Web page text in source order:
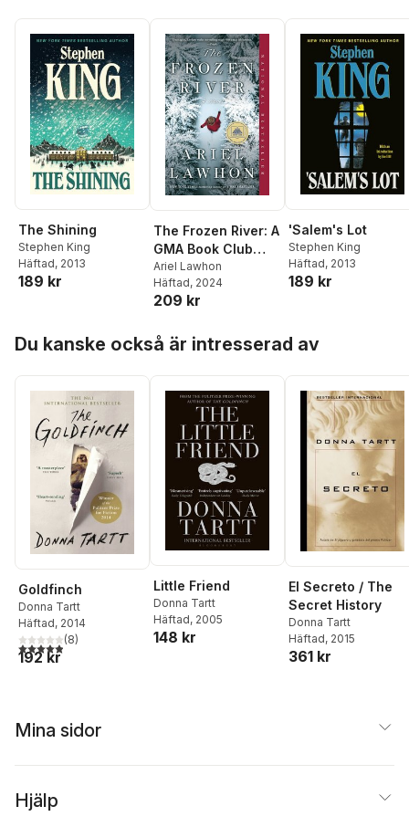
The Shining
Stephen King
Häftad, 2013
189 kr
The Frozen River: A
GMA Book Club
Pick
Ariel Lawhon
Häftad, 2024
209 kr
'Salem's Lot
Stephen King
Häftad, 2013
189 kr
Du kanske också är intresserad av
Goldfinch
Donna Tartt
Häftad, 2014
4,9utav 5 stjärnor. Totalt antal röster:
(8)
192 kr
Little Friend
Donna Tartt
Häftad, 2005
148 kr
El Secreto / The
Secret History
Donna Tartt
Häftad, 2015
361 kr
Mina sidor
Hjälp